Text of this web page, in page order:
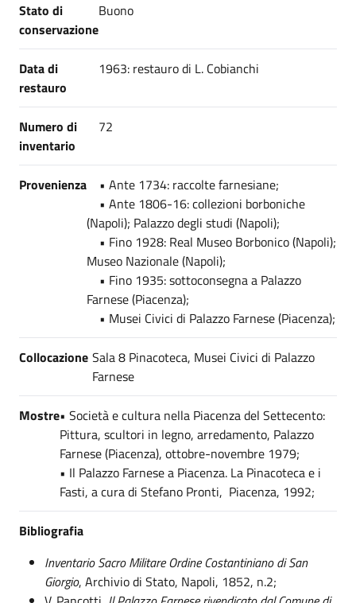
Stato di
conservazione
Buono
Data di
restauro
1963: restauro di L. Cobianchi
Numero di
inventario
72
Provenienza • Ante 1734: raccolte farnesiane;
• Ante 1806-16: collezioni borboniche
(Napoli); Palazzo degli studi (Napoli);
• Fino 1928: Real Museo Borbonico (Napoli);
Museo Nazionale (Napoli);
• Fino 1935: sottoconsegna a Palazzo
Farnese (Piacenza);
• Musei Civici di Palazzo Farnese (Piacenza);
Collocazione Sala 8 Pinacoteca, Musei Civici di Palazzo
Farnese
Mostre• Società e cultura nella Piacenza del Settecento:
Pittura, scultori in legno, arredamento, Palazzo
Farnese (Piacenza), ottobre-novembre 1979;
• Il Palazzo Farnese a Piacenza. La Pinacoteca e i
Fasti, a cura di Stefano Pronti, Piacenza, 1992;
Bibliografia
Inventario Sacro Militare Ordine Costantiniano di San
Giorgio, Archivio di Stato, Napoli, 1852, n.2;